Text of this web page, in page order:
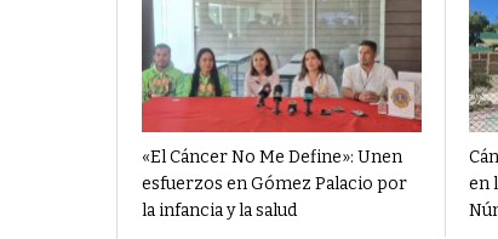
«El Cáncer No Me Define»: Unen
esfuerzos en Gómez Palacio por
la infancia y la salud
en